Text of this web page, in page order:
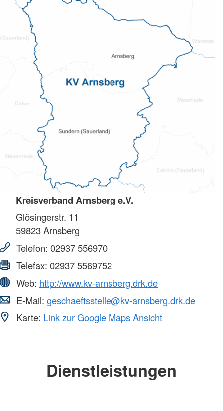
Kreisverband Arnsberg e.V.
Glösingerstr. 11
59823Arnsberg
Telefon: 02937 556970
Telefax: 02937 5569752
Web: http://www.kv-arnsberg.drk.de
E-Mail: geschaeftsstelle@kv-arnsberg.drk.de
Karte: Link zur Google Maps Ansicht
Dienstleistungen